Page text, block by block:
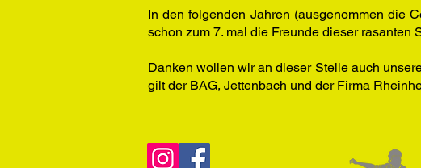
In den folgenden Jahren (ausgenommen die
schon zum 7. mal die Freunde dieser
Danken wollen wir an dieser Stelle auch
gilt der BAG, Jettenbach und der Firma